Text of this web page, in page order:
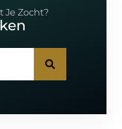
Je Zocht?